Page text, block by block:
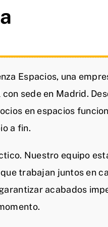
Espacios, una
sede en Madrid.
en espacios
a fin.
Nuestro equipo
trabajan juntos en
acabados